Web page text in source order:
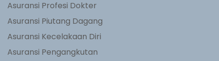
Asuransi Profesi Dokter
Asuransi Piutang Dagang
Asuransi Kecelakaan Diri
Asuransi Pengangkutan